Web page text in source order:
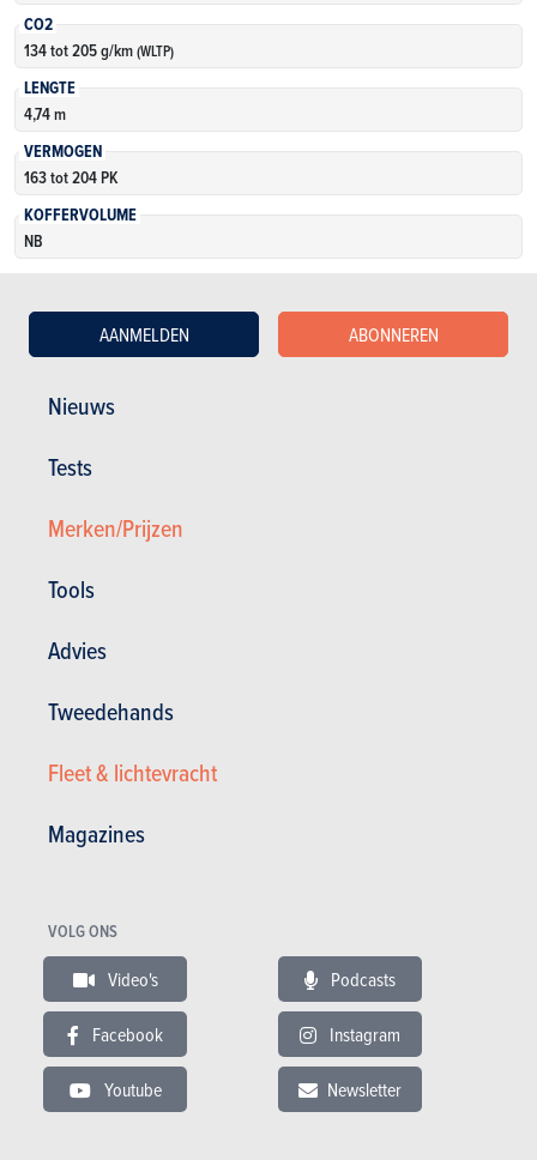
Nieuws
Tests
Merken/Prijzen
Tools
Advies
Tweedehands
Fleet & lichtevracht
Magazines
AANMELDEN ABONNEREN
VOLG ONS
Video's Podcasts
Facebook Instagram
Youtube Newsletter
CO2
134 tot 205 g/km(WLTP)
LENGTE
4,74 m
VERMOGEN
163 tot 204 PK
KOFFERVOLUME
NB
CATEGORIEËN
Benzine, Diesel,
199 g/km(WLTP)
LENGTE
4,45 tot 4,47 m
VERMOGEN